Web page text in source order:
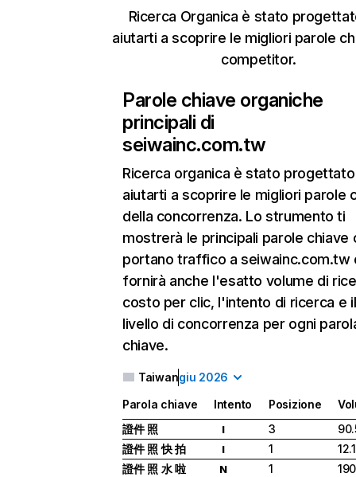
Ricerca Organica è stato
aiutarti a scoprire le migliori parole
competitor.
Parole chiave organiche
principali di
seiwainc.com.tw
Ricerca organica è stato
aiutarti a scoprire le migliori parole
della concorrenza. Lo strumento ti
mostrerà le principali parole chiave
portano traffico a seiwainc.com.tw
fornirà anche l'esatto volume di
costo per clic, l'intento di ricerca e il
livello di concorrenza per ogni
chiave.
Taiwangiu 2026
Parola chiave Intento Posizione
證件 照
I 3
證件 照 快 拍
I 1
證件 照 水 啦
N 1